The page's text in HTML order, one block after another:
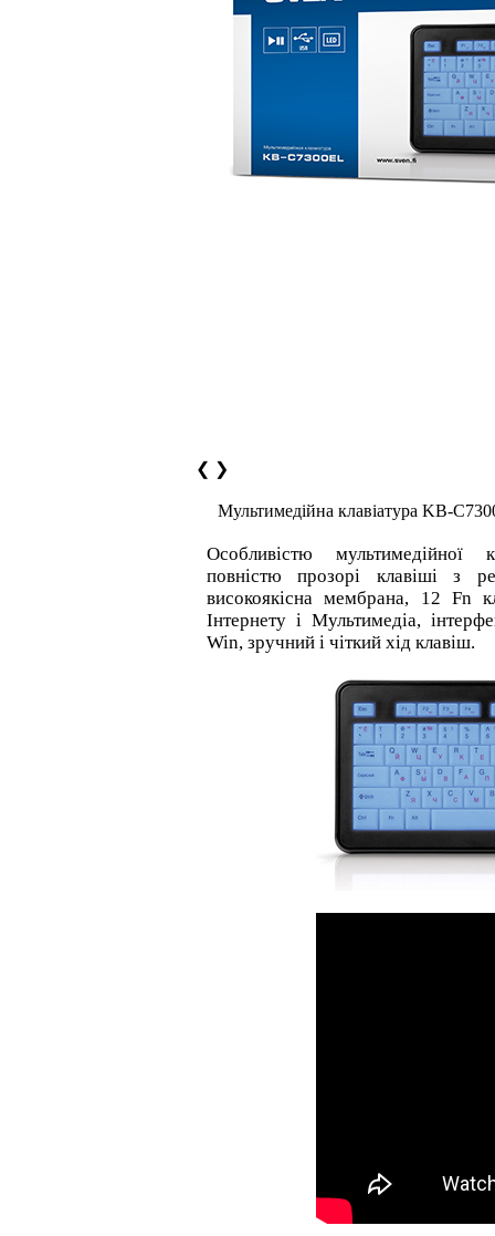
❮ ❯
Мультимедійна клавіатура KB-
Особливістю мультимедійної
повністю прозорі клавіші з
високоякісна мембрана, 12 Fn
Інтернету і Мультимедіа,
Win, зручний і чіткий хід клавіш.